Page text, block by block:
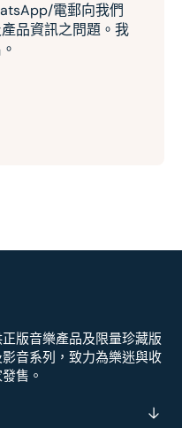
電郵向我們
品資訊之問題。我
版音樂產品及限量珍藏版
音系列，致力為樂迷與收
售。